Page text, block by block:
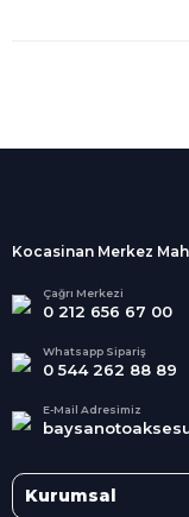
Alışveriş
Tüm Kredi
seçenekleri
Kocasinan Merkez
Çağrı Merkezi
0 212 656 67 00
Whatsapp Sipariş
0 544 262 88 89
E-Mail Adresimiz
Kurumsal